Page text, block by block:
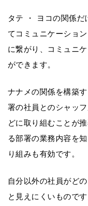
タテ ・ ヨコの関係だ
てコミュニケーショ
に繋がり、コミュニ
ができます。
ナナメの関係を構築
署の社員とのシャッ
どに取り組むことが
る部署の業務内容を
り組みも有効です。
自分以外の社員がど
と見えにくいもので